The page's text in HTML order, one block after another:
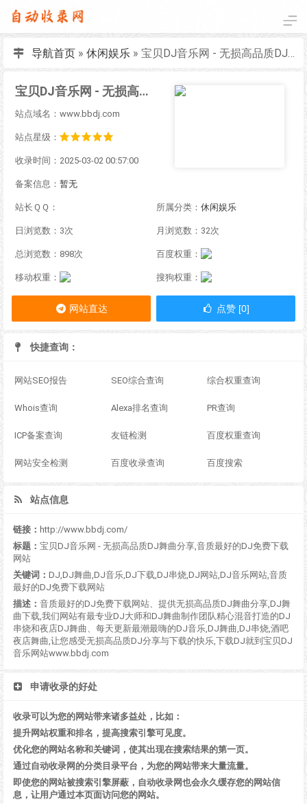
导航首页» 休闲娱乐» 宝贝DJ音乐网 - 无损高品质DJ舞曲分享,音质最好的DJ免费下载网站
宝贝DJ音乐网 - 无损高品质DJ舞曲分享,音质最好的DJ免费下载网站
站点域名：www.bbdj.com
站点星级：
收录时间：2025-03-02 00:57:00
备案信息： 暂无
站长ＱＱ： 所属分类： 休闲娱乐
日浏览数：3次 月浏览数：32次
总浏览数：898次 百度权重：
移动权重： 搜狗权重：
网站直达 点赞 [0]
快捷查询：
网站SEO报告 SEO综合查询 综合权重查询
Whois查询 Alexa排名查询 PR查询
ICP备案查询 友链检测 百度权重查询
网站安全检测 百度收录查询 百度搜索
站点信息
链接： http://www.bbdj.com/
标题： 宝贝DJ音乐网 - 无损高品质DJ舞曲分享,音质最好的DJ免费下载
网站
关键词： DJ,DJ舞曲,DJ音乐,DJ下载,DJ串烧,DJ网站,DJ音乐网站,音质
最好的DJ免费下载网站
描述： 音质最好的DJ免费下载网站、提供无损高品质DJ舞曲分享,DJ舞
曲下载,我们网站有最专业DJ大师和DJ舞曲制作团队精心混音打造的DJ
串烧和夜店DJ舞曲、每天更新最潮最嗨的DJ音乐,DJ舞曲,DJ串烧,酒吧
夜店舞曲,让您感受无损高品质DJ分享与下载的快乐,下载DJ就到宝贝DJ
音乐网站www.bbdj.com
申请收录的好处
收录可以为您的网站带来诸多益处，比如：
提升网站权重和排名，提高搜索引擎可见度。
优化您的网站名称和关键词，使其出现在搜索结果的第一页。
通过自动收录网的分类目录平台，为您的网站带来大量流量。
即使您的网站被搜索引擎屏蔽，自动收录网也会永久缓存您的网站信
息，让用户通过本页面访问您的网站。